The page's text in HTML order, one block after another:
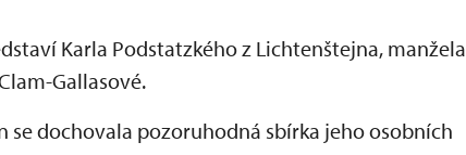
Karla Podstatzkého z Lichtenštejna, manžela
Gallasové.
dochovala pozoruhodná sbírka jeho osobních